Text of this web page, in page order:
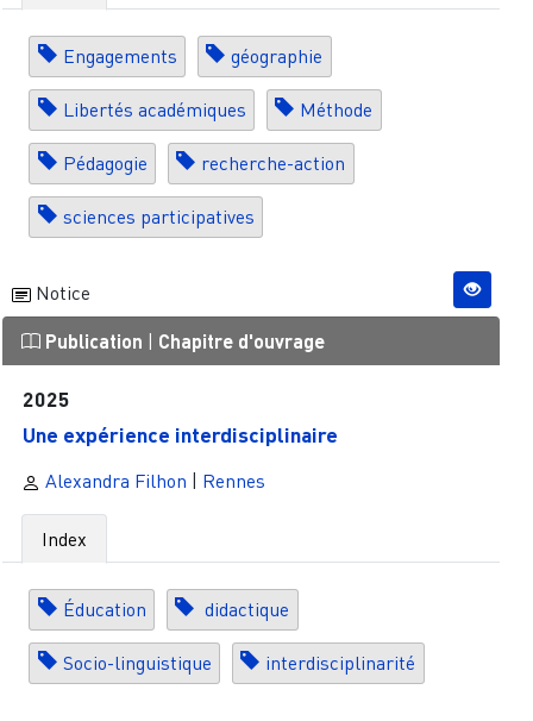
Engagements géographie
Libertés académiques Méthode
Pédagogie recherche-action
sciences participatives
Notice
Publication Chapitre d'ouvrage
2025
Une expérience interdisciplinaire
Alexandra Filhon Rennes
Index
Éducation didactique
Socio-linguistique interdisciplinarité